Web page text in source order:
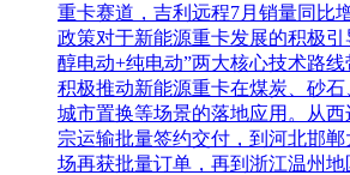
重卡赛道，吉利远程7月销量同比
政策对于新能源重卡发展的积极引
醇电动+纯电动”两大核心技术路线
积极推动新能源重卡在煤炭、砂石
城市置换等场景的落地应用。从
宗运输批量签约交付，到河北邯
场再获批量订单，再到浙江温州